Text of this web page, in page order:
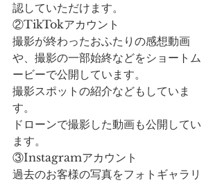
認していただけます。
②TikTokアカウント
撮影が終わったおふたりの感想動画
や、撮影の一部始終などをショートム
ービーで公開しています。
撮影スポットの紹介などもしていま
す。
ドローンで撮影した動画も公開してい
ます。
③Instagramアカウント
過去のお客様の写真をフォトギャラリ